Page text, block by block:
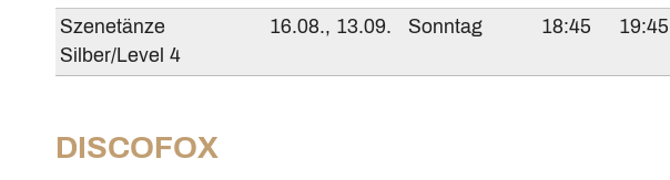
Szenetänze
Silber/Level 4
16.08., 13.09. Sonntag 18:45 19:45
DISCOFOX